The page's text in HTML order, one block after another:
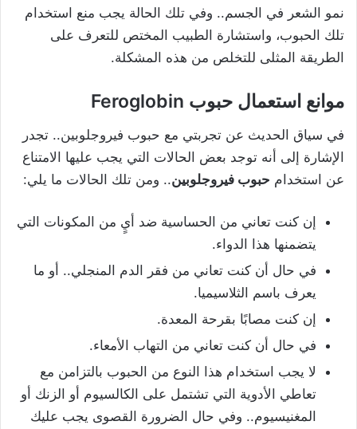
نمو الشعر في الجسم.. وفي تلك الحالة يجب منع استخدام
تلك الحبوب، واستشارة الطبيب المختص للتعرف على
الطريقة المثلى للتخلص من هذه المشكلة.
موانع استعمال حبوب Feroglobin
في سياق الحديث عن تجربتي مع حبوب فيروجلوبين.. تجدر
الإشارة إلى أنه توجد بعض الحالات التي يجب عليها الامتناع
عن استخدام حبوب فيروجلوبين.. ومن تلك الحالات ما يلي:
إن كنت تعاني من الحساسية ضد أيٍ من المكونات التي
يتضمنها هذا الدواء.
في حال أن كنت تعاني من فقر الدم المنجلي.. أو ما
يعرف باسم الثلاسيميا.
إن كنت مصابًا بقرحة المعدة.
في حال أن كنت تعاني من التهاب الأمعاء.
لا يجب استخدام هذا النوع من الحبوب بالتزامن مع
تعاطي الأدوية التي تشتمل على الكالسيوم أو الزنك أو
المغنيسيوم.. وفي حال الضرورة القصوى يجب عليك